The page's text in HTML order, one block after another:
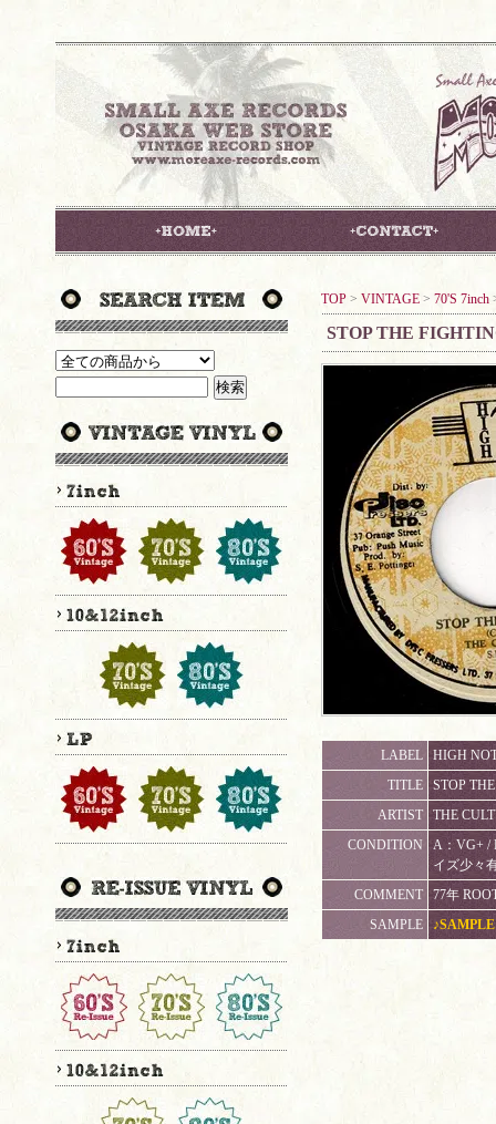
TOP > VINTAGE > 70'S 7inch
STOP THE
LABEL
HIGH
TITLE
STOP
ARTIST
THE
CONDITION
A：VG+ /
イズ少々
COMMENT
77年
SAMPLE
♪SAMPLE